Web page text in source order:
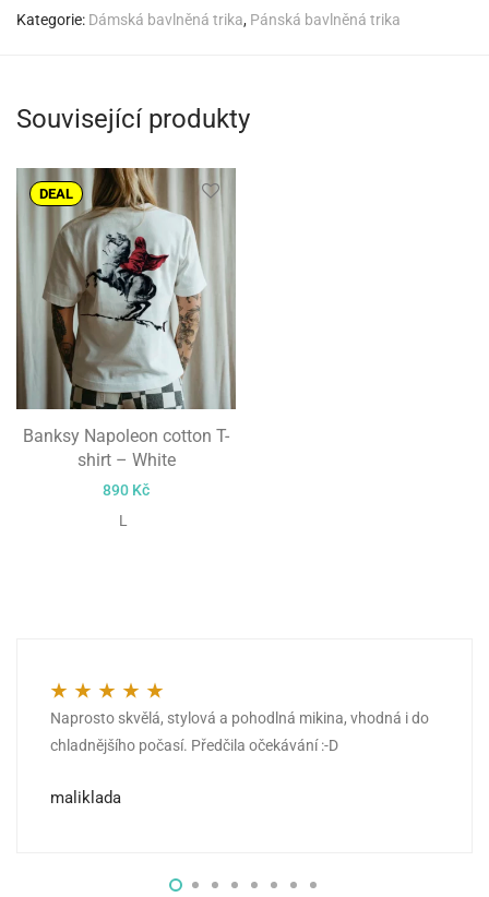
Kategorie: Dámská bavlněná trika, Pánská bavlněná trika
Související produkty
DEAL
Banksy Napoleon cotton T-
shirt – White
890 Kč
L
Hodnocení 5z 5
Naprosto skvělá, stylová a pohodlná mikina, vhodná i do
chladnějšího počasí. Předčila očekávání :-D
maliklada